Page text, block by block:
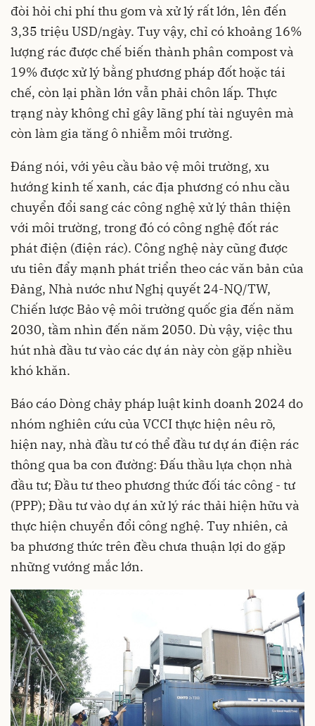
đòi hỏi chi phí thu gom và xử lý rất lớn, lên đến
3,35 triệu USD/ngày. Tuy vậy, chỉ có khoảng 16%
lượng rác được chế biến thành phân compost và
19% được xử lý bằng phương pháp đốt hoặc tái
chế, còn lại phần lớn vẫn phải chôn lấp. Thực
trạng này không chỉ gây lãng phí tài nguyên mà
còn làm gia tăng ô nhiễm môi trường.
Đáng nói, với yêu cầu bảo vệ môi trường, xu
hướng kinh tế xanh, các địa phương có nhu cầu
chuyển đổi sang các công nghệ xử lý thân thiện
với môi trường, trong đó có công nghệ đốt rác
phát điện (điện rác). Công nghệ này cũng được
ưu tiên đẩy mạnh phát triển theo các văn bản của
Đảng, Nhà nước như Nghị quyết 24-NQ/TW,
Chiến lược Bảo vệ môi trường quốc gia đến năm
2030, tầm nhìn đến năm 2050. Dù vậy, việc thu
hút nhà đầu tư vào các dự án này còn gặp nhiều
khó khăn.
Báo cáo Dòng chảy pháp luật kinh doanh 2024 do
nhóm nghiên cứu của VCCI thực hiện nêu rõ,
hiện nay, nhà đầu tư có thể đầu tư dự án điện rác
thông qua ba con đường: Đấu thầu lựa chọn nhà
đầu tư; Đầu tư theo phương thức đối tác công - tư
(PPP); Đầu tư vào dự án xử lý rác thải hiện hữu và
thực hiện chuyển đổi công nghệ. Tuy nhiên, cả
ba phương thức trên đều chưa thuận lợi do gặp
những vướng mắc lớn.